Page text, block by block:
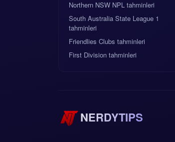
Northern NSW NPL tahminleri
South Australia State League 1
tahminleri
Friendlies Clubs tahminleri
First Division tahminleri
NERDYTIPS